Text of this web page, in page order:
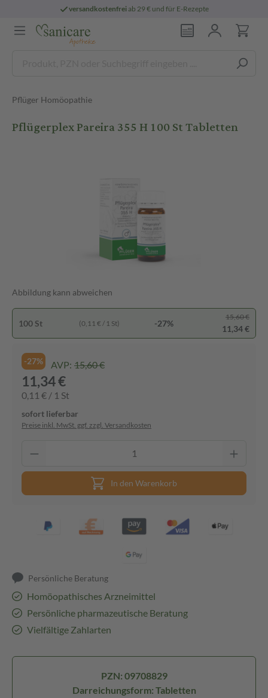
versandkostenfreiab 29 € und für E-Rezepte
Pflüger Homöopathie
Pflügerplex Pareira 355 H 100 St Tabletten
Abbildung kann abweichen
100 St (0,11 € / 1 St) -27%
15,60 €
11,34 €
-27% AVP: 15,60 €
11,34 €
0,11 € / 1 St
sofort lieferbar
Preise inkl. MwSt. ggf. zzgl. Versandkosten
In den Warenkorb
Persönliche Beratung
Homöopathisches Arzneimittel
Persönliche pharmazeutische Beratung
Vielfältige Zahlarten
PZN: 09708829
Darreichungsform: Tabletten